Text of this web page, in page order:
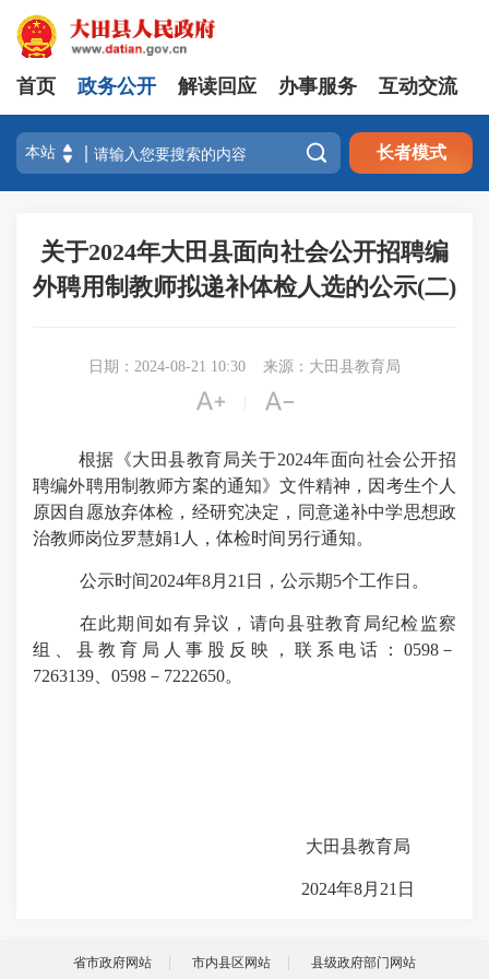
首页 政务公开 解读回应 办事服务 互动交流
 长者模式
关于2024年大田县面向社会公开招聘编
外聘用制教师拟递补体检人选的公示(二)
日期：2024-08-21 10:30 来源：大田县教育局
 
根据《大田县教育局关于2024年面向社会公开招
聘编外聘用制教师方案的通知》文件精神，因考生个人
原因自愿放弃体检，经研究决定，同意递补中学思想政
治教师岗位罗慧娟1 人，体检时间另行通知。
公示时间2024年8月 21 日，公示期5个工作日。
在此期间如有异议，请向县驻教育局纪检监察
组、县教育局人事股反映，联系电话： 0598 －
7263139、 0598 － 7222650。
大田县教育局
2024年8月 21 日
省市政府网站 市内县区网站 县级政府部门网站